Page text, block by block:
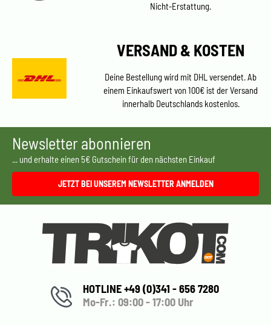
Nicht-Erstattung.
VERSAND & KOSTEN
Deine Bestellung wird mit DHL versendet. Ab
einem Einkaufswert von 100€ ist der Versand
innerhalb Deutschlands kostenlos.
Newsletter abonnieren
... und erhalte einen 5€ Gutschein für den nächsten Einkauf
JETZT BEI UNSEREM NEWSLETTER ANMELDEN
HOTLINE +49 (0)341 - 656 7280
Mo-Fr.: 09:00 - 17:00 Uhr